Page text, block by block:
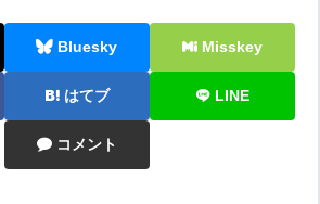
Bluesky Misskey
はてブ LINE
コメント